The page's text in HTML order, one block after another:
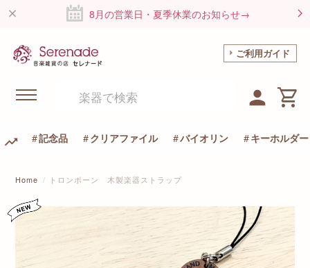
8月の営業日・夏季休業のお知らせ→
ご利用ガイド
記念品 クリアファイル バイオリン キーホルダー
Home トロンボーン 木製楽器ストラップ